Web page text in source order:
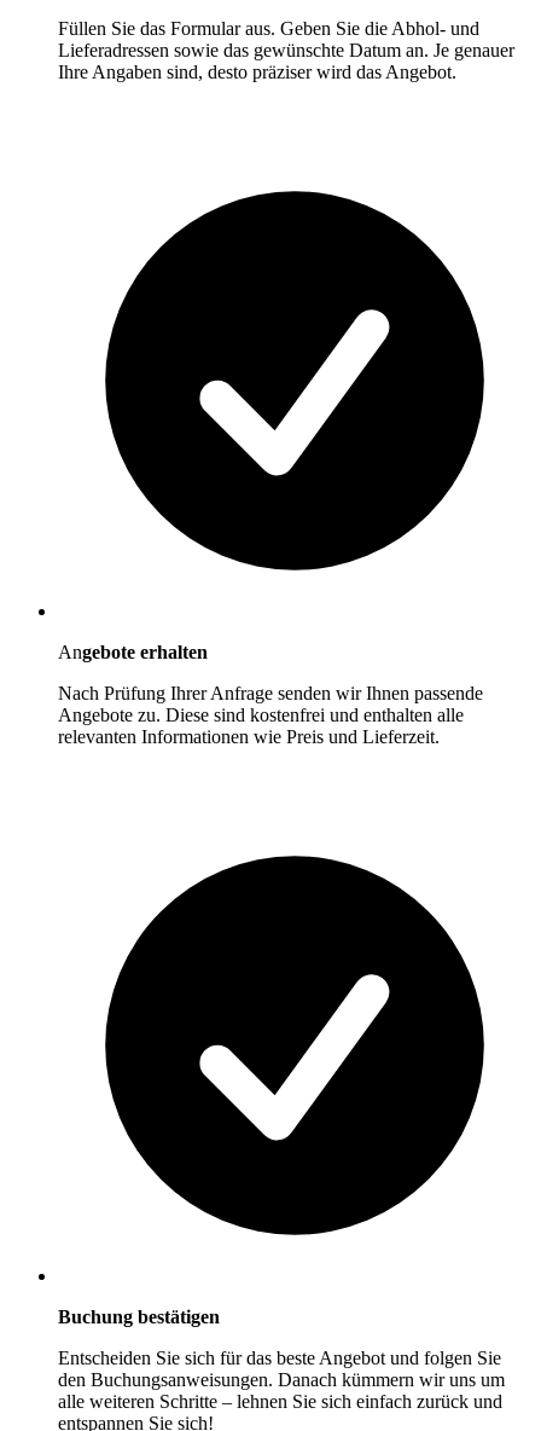
Füllen Sie das Formular aus. Geben Sie die Abhol- und
Lieferadressen sowie das gewünschte Datum an. Je genauer
Ihre Angaben sind, desto präziser wird das Angebot.
Angebote erhalten
Nach Prüfung Ihrer Anfrage senden wir Ihnen passende
Angebote zu. Diese sind kostenfrei und enthalten alle
relevanten Informationen wie Preis und Lieferzeit.
Buchung bestätigen
Entscheiden Sie sich für das beste Angebot und folgen Sie
den Buchungsanweisungen. Danach kümmern wir uns um
alle weiteren Schritte – lehnen Sie sich einfach zurück und
entspannen Sie sich!